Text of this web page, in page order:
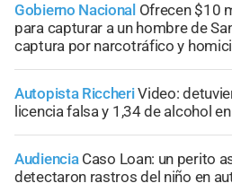
Gobierno Nacional Ofrecen $10
para capturar a un hombre de
captura por narcotráfico y
Autopista RiccheriVideo:
licencia falsa y 1,34 de alcohol
Audiencia Caso Loan: un perito
detectaron rastros del niño en